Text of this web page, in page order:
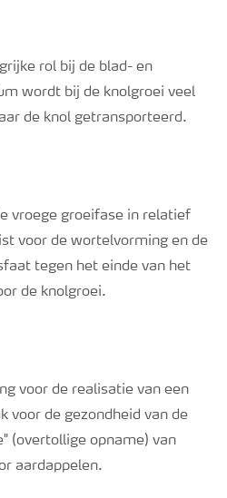
rol bij de blad- en
wordt bij de knolgroei veel
de knol getransporteerd.
vroege groeifase in relatief
voor de wortelvorming en de
tegen het einde van het
de knolgroei.
voor de realisatie van een
voor de gezondheid van de
(overtollige opname) van
aardappelen.